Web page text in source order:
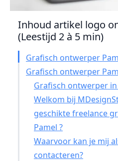
Inhoud artikel logo
(Leestijd 2 à 5 min)
Grafisch ontwerper
Grafisch ontwerper
Grafisch ontwerper
Welkom bij
geschikte freelance
Pamel ?
Waarvoor kan je mij
contacteren?